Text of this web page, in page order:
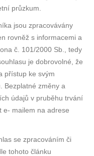
průzkum.
jsou zpracovávány
rovněž s informacemi a
č. 101/2000 Sb., tedy
je dobrovolné, že
přístup ke svým
Bezplatné změny a
údajů v pruběhu trvání
e- mailem na adrese
se zpracováním či
tohoto článku